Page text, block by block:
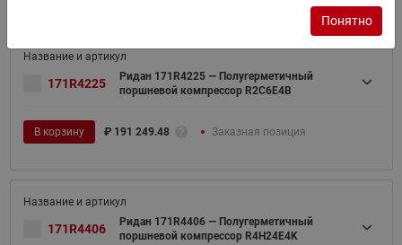
171R4225
Ридан 171R4225 — Полугерметичный
поршневой компрессор R2C6E4B
В корзину ₽ 191 249.48 Заказная позиция
171R4406
Ридан 171R4406 — Полугерметичный
поршневой компрессор R4H24E4K
Понятно